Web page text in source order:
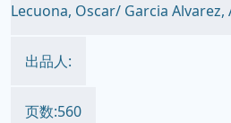
Lecuona, Oscar/ Garcia Alvarez,
出品人:
页数:560